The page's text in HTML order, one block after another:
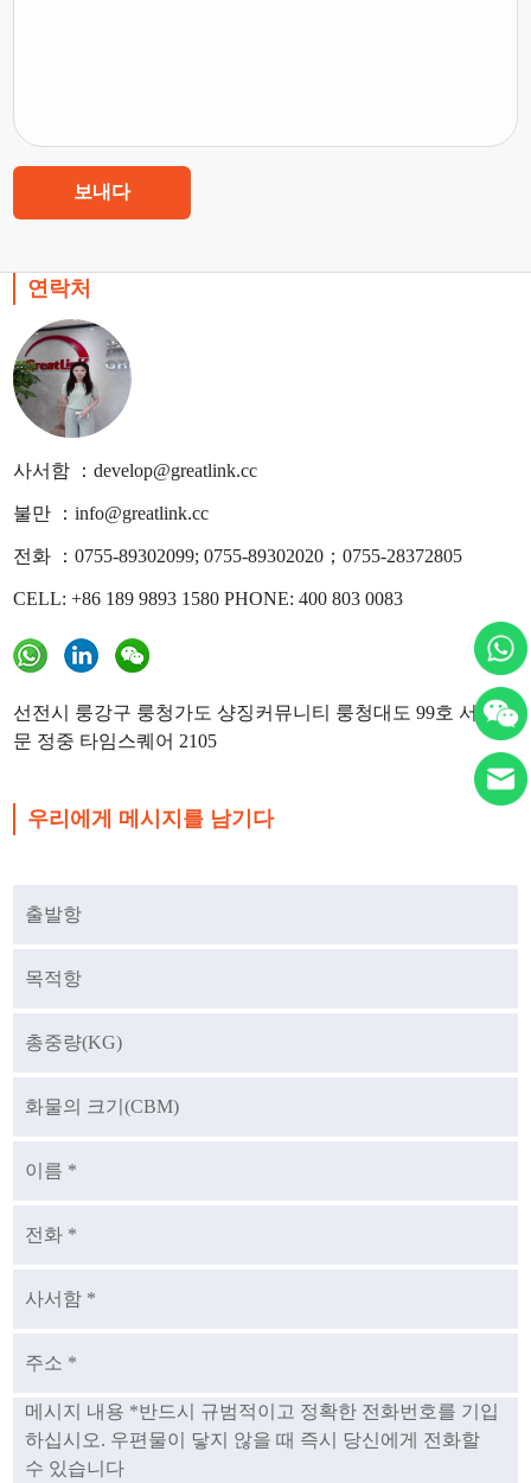
보내다
연락처
사서함 ：develop@greatlink.cc
불만 ：info@greatlink.cc
전화 ：0755-89302099; 0755-89302020；0755-28372805
CELL: +86 189 9893 1580 PHONE: 400 803 0083
선전시 룽강구 룽청가도 샹징커뮤니티 룽청대도 99호 서
문 정중 타임스퀘어 2105
우리에게 메시지를 남기다